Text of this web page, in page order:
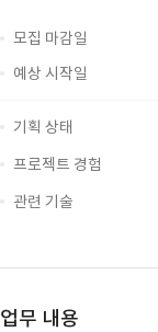
모집 마감일
예상 시작일
기획 상태
프로젝트 경험
관련 기술
업무 내용